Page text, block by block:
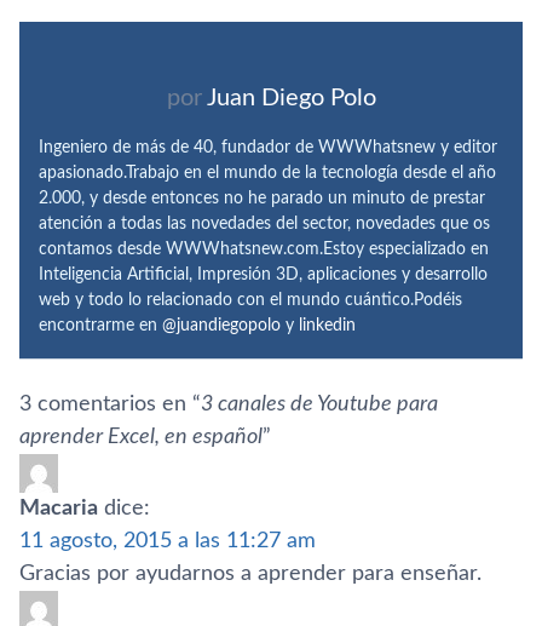
por Juan Diego Polo
Ingeniero de más de 40, fundador de WWWhatsnew y editor
apasionado.Trabajo en el mundo de la tecnología desde el año
2.000, y desde entonces no he parado un minuto de prestar
atención a todas las novedades del sector, novedades que os
contamos desde WWWhatsnew.com.Estoy especializado en
Inteligencia Artificial, Impresión 3D, aplicaciones y desarrollo
web y todo lo relacionado con el mundo cuántico.Podéis
encontrarme en @juandiegopolo y linkedin
3 comentarios en “3 canales de Youtube para
aprender Excel, en español”
Macaria dice:
11 agosto, 2015 a las 11:27 am
Gracias por ayudarnos a aprender para enseñar.